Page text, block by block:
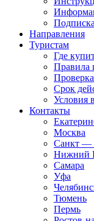
Направления
Туристам
Где
Правила
Срок
Условия
Контакты
Москва
Санкт —
Нижний
Самара
Уфа
Тюмень
Пермь